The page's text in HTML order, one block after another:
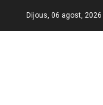
Dijous, 06 agost, 2026